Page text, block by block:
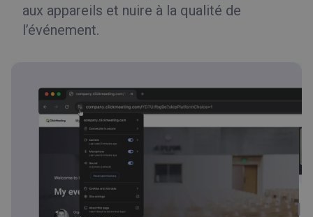
aux appareils et nuire à la qualité de
l’événement.